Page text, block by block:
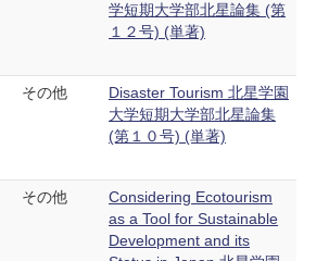
学短期大学部北星論集 (第
１２号) (単著)
その他
Disaster Tourism 北星学園
大学短期大学部北星論集
(第１０号) (単著)
その他
Considering Ecotourism
as a Tool for Sustainable
Development and its